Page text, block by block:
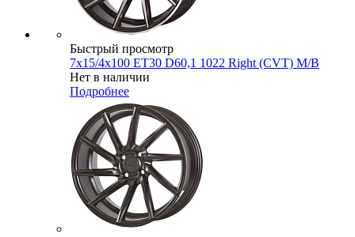
Быстрый просмотр
7x15/4x100 ET30 D60,1 1022 Right (CVT) M/B
Нет в наличии
Подробнее